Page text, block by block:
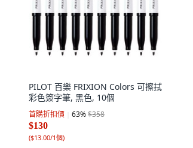
PILOT 百樂 FRIXION Colors 可擦拭
彩色簽字筆, 黑色, 10個
首購折扣價 63%$358
$130
($13.00/1個)